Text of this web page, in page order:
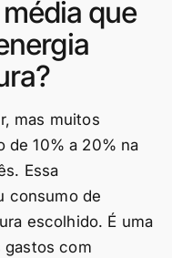
que
mas muitos
de 10% a 20% na
Essa
consumo de
escolhido. É uma
gastos com